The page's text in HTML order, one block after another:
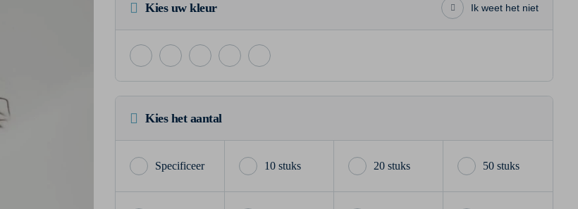
Kies uw kleur Ik weet het niet
Kies het aantal
10 stuks 20 stuks 50 stuks